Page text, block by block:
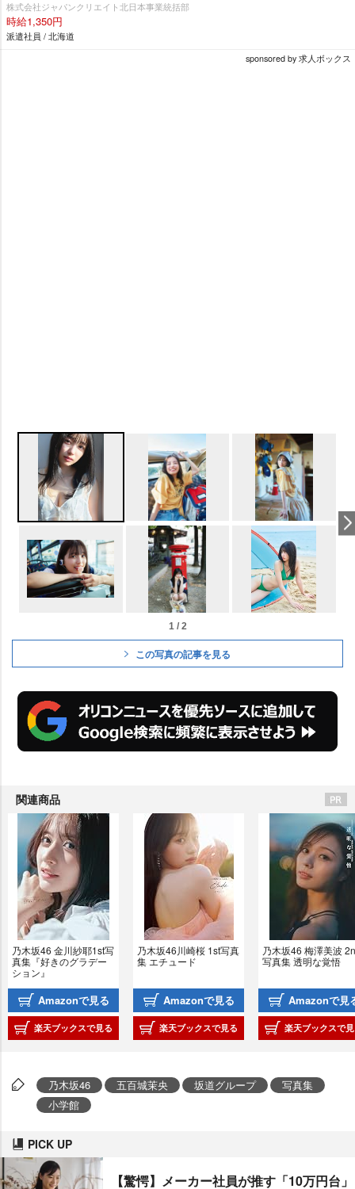
株式会社ジャパンクリエイト北日本事業統括部
時給1,350円
派遣社員 / 北海道
sponsored by 求人ボックス
1 / 2
この写真の記事を見る
関連商品
乃木坂46 金川紗耶1st写
真集『好きのグラデー
ション』
Amazonで見る
楽天ブックスで見る
乃木坂46川崎桜 1st写真
集 エチュード
Amazonで見る
楽天ブックスで見る
乃木坂46 梅澤美波
写真集 透明な覚悟
Amazonで見
楽天ブックスで
乃木坂46 五百城茉央 坂道グループ
写真集
小学館
PICK UP
【驚愕】メーカー社員が推す「10万円台」